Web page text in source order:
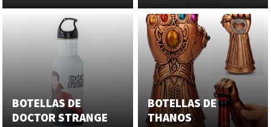
BOTELLAS DE
DOCTOR STRANGE
BOTELLAS DE
THANOS